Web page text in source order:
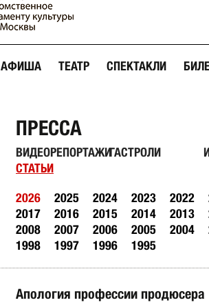
АФИША ТЕАТР СПЕКТАКЛИ
ПРЕССА
ВИДЕОРЕПОРТАЖИГАСТРОЛИ
СТАТЬИ
2026 2025 2024 2023 2022
2017
2016 2015 2014 2013
2008
2007 2006 2005 2004
1998
1997 1996 1995
Апология профессии продюсера